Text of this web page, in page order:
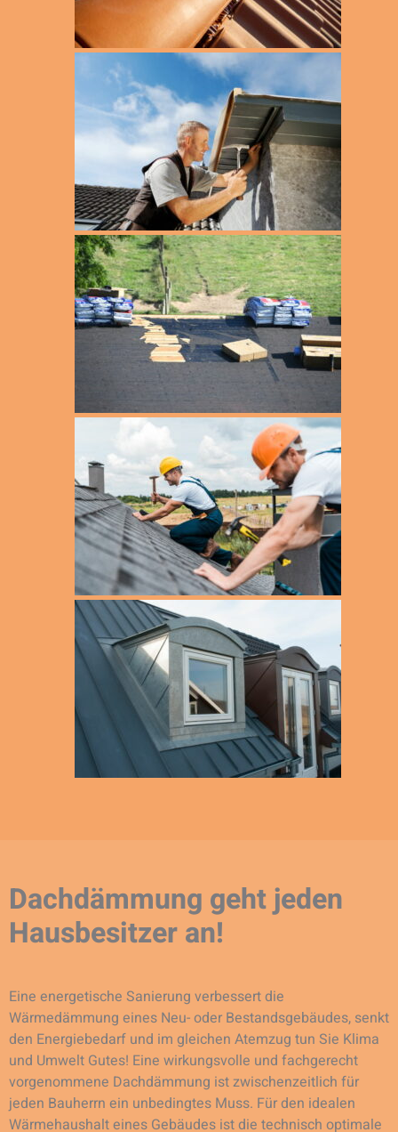
Dachdämmung geht jeden
Hausbesitzer an!
Eine energetische Sanierung verbessert die
Wärmedämmung eines Neu- oder Bestandsgebäudes, senkt
den Energiebedarf und im gleichen Atemzug tun Sie Klima
und Umwelt Gutes! Eine wirkungsvolle und fachgerecht
vorgenommene Dachdämmung ist zwischenzeitlich für
jeden Bauherrn ein unbedingtes Muss. Für den idealen
Wärmehaushalt eines Gebäudes ist die technisch optimale